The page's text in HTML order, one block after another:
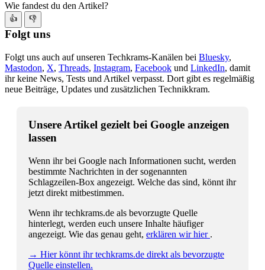
Wie fandest du den Artikel?
👍 👎
Folgt uns
Folgt uns auch auf unseren Techkrams-Kanälen bei Bluesky,
Mastodon, X, Threads, Instagram, Facebook und LinkedIn, damit
ihr keine News, Tests und Artikel verpasst. Dort gibt es regelmäßig
neue Beiträge, Updates und zusätzlichen Technikkram.
Unsere Artikel gezielt bei Google anzeigen
lassen
Wenn ihr bei Google nach Informationen sucht, werden
bestimmte Nachrichten in der sogenannten
Schlagzeilen-Box angezeigt. Welche das sind, könnt ihr
jetzt direkt mitbestimmen.
Wenn ihr techkrams.de als bevorzugte Quelle
hinterlegt, werden euch unsere Inhalte häufiger
angezeigt. Wie das genau geht, erklären wir hier .
→ Hier könnt ihr techkrams.de direkt als bevorzugte
Quelle einstellen.